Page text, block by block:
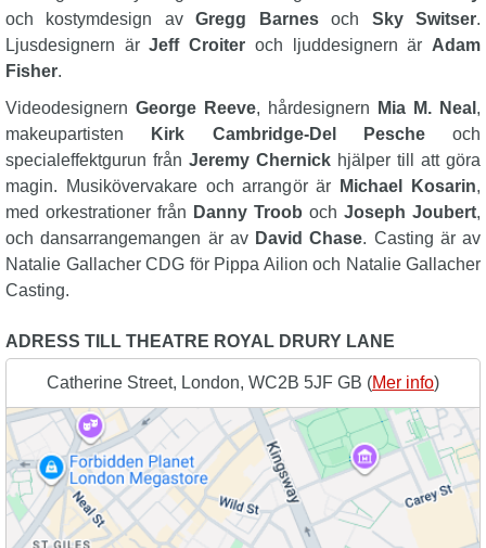
och kostymdesign avGregg Barnesoch Sky Switser.
Ljusdesignern ärJeff Croiter och ljuddesignern är Adam
Fisher.
Videodesignern George Reeve, hårdesignern Mia M. Neal ,
makeupartisten
Kirk Cambridge-Del Pescheoch
specialeffektgurun från Jeremy Chernick hjälper till att göra
magin. Musikövervakare och arrangör är
Michael Kosarin,
med orkestrationer från Danny Troob och Joseph Joubert,
och dansarrangemangen är av David Chase. Casting är av
Natalie Gallacher CDG för Pippa Ailion och Natalie Gallacher
Casting.
ADRESS TILL THEATRE ROYAL DRURY LANE
Catherine Street, London, WC2B 5JF GB (Mer info)